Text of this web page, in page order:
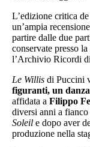
L’edizione critica de
un’ampia
partire dalle due
conservate presso
l’Archivio Ricordi
Le Willis di Puccini
figuranti, un
affidata a Filippo
diversi anni a
Soleil e dopo aver
produzione nella